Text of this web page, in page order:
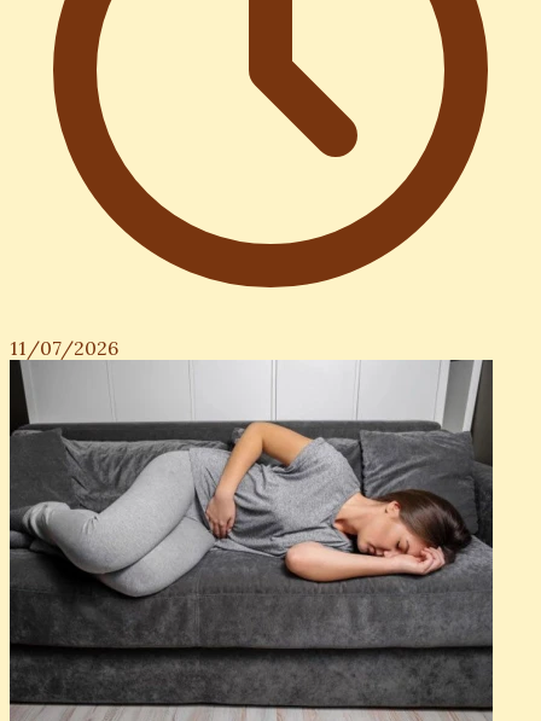
11/07/2026